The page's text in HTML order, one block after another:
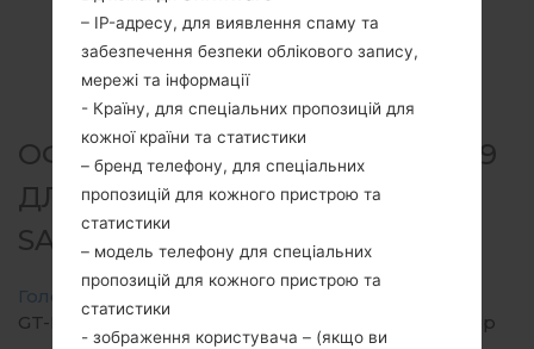
ОФІЦІЙНА ПРОШИВКА #22819
ДЛЯ GT-I9080L -
SAMSUNGGALAXY GRAND
Головна Galaxy Grand SamsungGT-I9080L
GT-I9080L_1_20150916172452_hbw4muf2kk_fac.zip
– IP-адресу, для виявлення спаму та
забезпечення безпеки облікового запису,
мережі та інформації
- Країну, для спеціальних пропозицій для
кожної країни та статистики
– бренд телефону, для спеціальних
пропозицій для кожного пристрою та
статистики
– модель телефону для спеціальних
пропозицій для кожного пристрою та
статистики
- зображення користувача – (якщо ви